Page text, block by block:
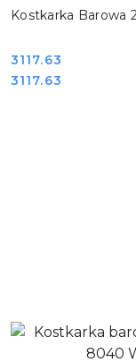
Kostkarka Barowa
Cena:
3117.63
Cena:
3117.63